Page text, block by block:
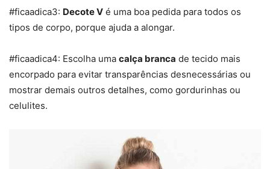
#ficaadica3: Decote V é uma boa pedida para todos os
tipos de corpo, porque ajuda a alongar.
#ficaadica4: Escolha uma calça branca de tecido mais
encorpado para evitar transparências desnecessárias ou
mostrar demais outros detalhes, como gordurinhas ou
celulites.